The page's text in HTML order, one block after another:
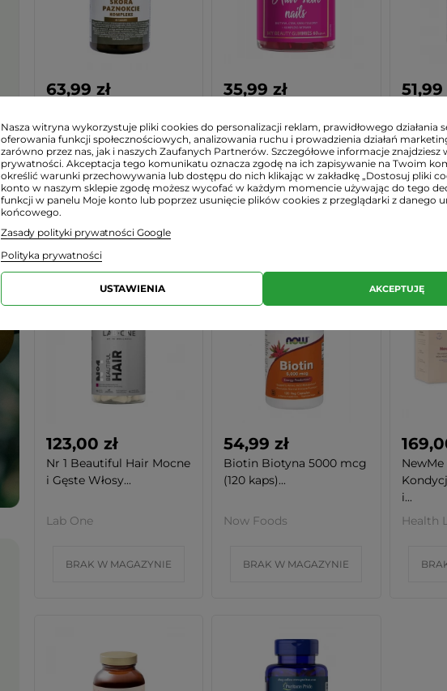
63,99 zł
Kompleks Cynk...
Singularis
Cena regularna:73,54 zł-13%(9,55 zł)
-
35,99 zł
Żelki dla...
MyVita
51,99
mcg
MyVita
123,00 zł
Nr 1 Beautiful Hair Mocne
i Gęste Włosy...
Lab One
BRAK W MAGAZYNIE
54,99 zł
Biotin Biotyna 5000 mcg
(120 kaps)...
Now Foods
BRAK W MAGAZYNIE
i...
Health
Nasza witryna wykorzystuje pliki cookies do personalizacji reklam, prawidłowego działania
oferowania funkcji społecznościowych, analizowania ruchu i prowadzienia działań
zarówno przez nas, jak i naszych Zaufanych Partnerów. Szczegółowe informacje znajdziesz
prywatności. Akceptacja tego komunikatu oznacza zgodę na ich zapisywanie na Twoim
określić warunki przechowywania lub dostępu do nich klikając w zakładkę „Dostosuj pliki
konto w naszym sklepie zgodę możesz wycofać w każdym momencie używając do tego
funkcji w panelu Moje konto lub poprzez usunięcie plików cookies z przeglądarki z danego
końcowego.
Zasady polityki prywatności Google
Polityka prywatności
USTAWIENIA AKCEPTUJĘ